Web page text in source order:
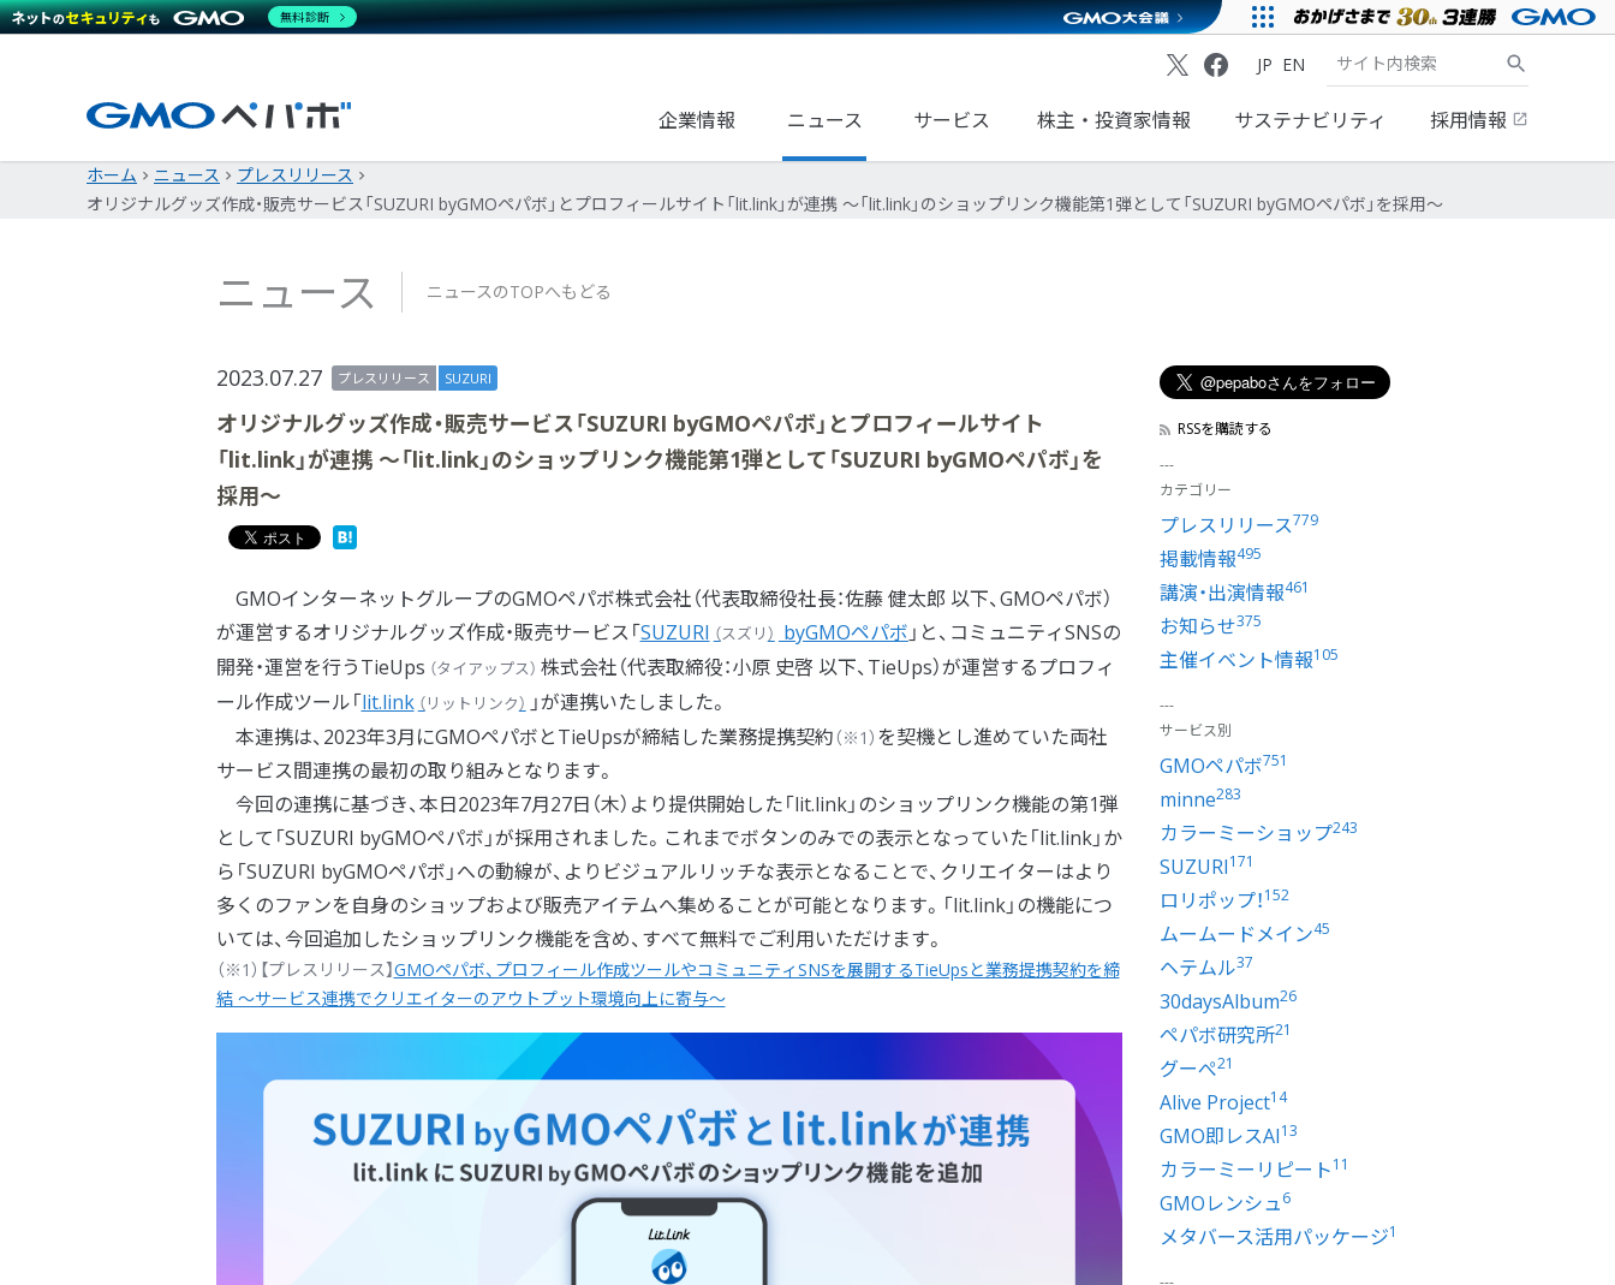
企業情報 ニュース サービス 株主・投資家情報 サステナビリティ 採用情報
JP EN
ホーム ニュース
プレスリリース
オリジナルグッズ作成・販売サービス「SUZURI byGMOペパボ」とプロフィールサイト「lit.link」が連携 ～「lit.link」のショップリンク機能第1弾として「SUZURI byGMOペパボ」を採用～
ニュース ニュースのTOPへもどる
2023.07.27 プレスリリース SUZURI
オリジナルグッズ作成・販売サービス「SUZURI byGMOペパボ」とプロフィールサイト
「lit.link」が連携 ～「lit.link」のショップリンク機能第1弾として「SUZURI byGMOペパボ」を
採用～
GMOインターネットグループのGMOペパボ株式会社（代表取締役社長：佐藤 健太郎 以下、GMOペパボ）
が運営するオリジナルグッズ作成・販売サービス「SUZURI （スズリ） byGMOペパボ 」と、コミュニティSNSの
開発・運営を行うTieUps （タイアップス） 株式会社（代表取締役：小原 史啓 以下、TieUps）が運営するプロフィ
ール作成ツール「lit.link （リットリンク） 」が連携いたしました。
本連携は、2023年3月にGMOペパボとTieUpsが締結した業務提携契約（※1） を契機とし進めていた両社
サービス間連携の最初の取り組みとなります。
今回の連携に基づき、本日2023年7月27日（木）より提供開始した「lit.link」のショップリンク機能の第1弾
として「SUZURI byGMOペパボ」が採用されました。これまでボタンのみでの表示となっていた「lit.link」か
ら「SUZURI byGMOペパボ」への動線が、よりビジュアルリッチな表示となることで、クリエイターはより
多くのファンを自身のショップおよび販売アイテムへ集めることが可能となります。「lit.link」の機能につ
いては、今回追加したショップリンク機能を含め、すべて無料でご利用いただけます。
（※1）【プレスリリース】GMOペパボ、プロフィール作成ツールやコミュニティSNSを展開するTieUpsと業務提携契約を締
結 ～サービス連携でクリエイターのアウトプット環境向上に寄与～
RSSを購読する
カテゴリー
プレスリリース779
掲載情報495
講演・出演情報461
お知らせ375
主催イベント情報105
サービス別
GMOペパボ751
minne283
カラーミーショップ243
SUZURI171
ロリポップ！152
ムームードメイン45
ヘテムル37
30daysAlbum26
ペパボ研究所21
グーぺ21
Alive Project14
GMO即レスAI13
カラーミーリピート11
GMOレンシュ6
メタバース活用パッケージ1
無料診断